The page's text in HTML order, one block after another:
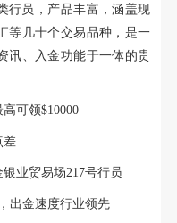
员，产品丰富，涵盖现
等几十个交易品种，是一
讯、入金功能于一体的贵
可领$10000
业贸易场217号行员
金速度行业领先